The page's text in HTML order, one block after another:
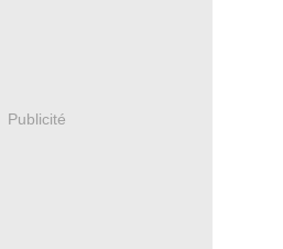
Publicité